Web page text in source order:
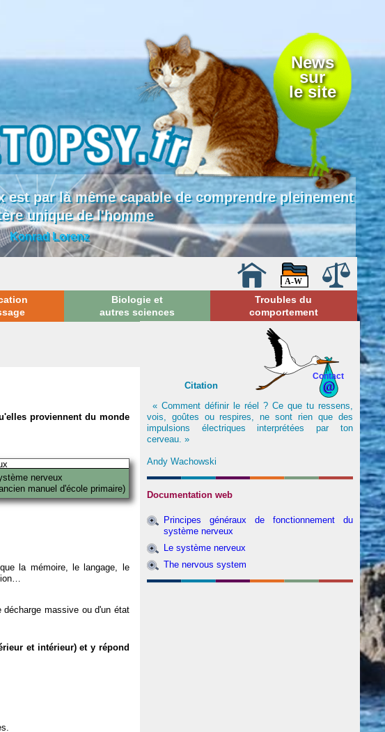
News
sur
le site
par là même capable de comprendre pleinement
unique de l'homme
Konrad Lorenz
Biologie et
autres sciences
Troubles du
comportement
proviennent du monde
nerveux
manuel d'école primaire)
la mémoire, le langage, le
massive ou d'un état
et intérieur) et y répond
Contact
Citation
« Comment définir le réel ? Ce que tu ressens,
vois, goûtes ou respires, ne sont rien que des
impulsions électriques interprétées par ton
cerveau. »
Andy Wachowski
Documentation web
Principes généraux de fonctionnement du
système nerveux
Le système nerveux
The nervous system